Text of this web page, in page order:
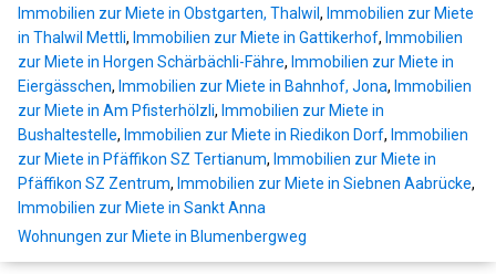
Immobilien zur Miete in Obstgarten, Thalwil , Immobilien zur Miete
in Thalwil Mettli, Immobilien zur Miete in Gattikerhof, Immobilien
zur Miete in Horgen Schärbächli-Fähre, Immobilien zur Miete in
Eiergässchen, Immobilien zur Miete in Bahnhof, Jona, Immobilien
zur Miete in Am Pfisterhölzli, Immobilien zur Miete in
Bushaltestelle, Immobilien zur Miete in Riedikon Dorf, Immobilien
zur Miete in Pfäffikon SZ Tertianum, Immobilien zur Miete in
Pfäffikon SZ Zentrum, Immobilien zur Miete in Siebnen Aabrücke,
Immobilien zur Miete in Sankt Anna
Wohnungen zur Miete in Blumenbergweg